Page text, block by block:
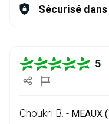
Sécurisé
5
Choukri B. - MEAUX